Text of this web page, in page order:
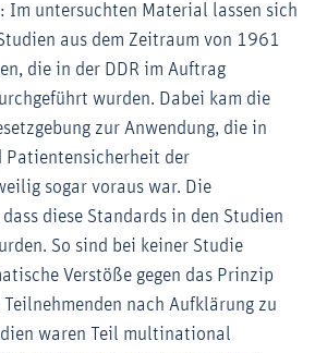
Im untersuchten Material lassen sich
aus dem Zeitraum von 1961
die in der DDR im Auftrag
wurden. Dabei kam die
zur Anwendung, die in
Patientensicherheit der
sogar voraus war. Die
diese Standards in den Studien
So sind bei keiner Studie
Verstöße gegen das Prinzip
nach Aufklärung zu
waren Teil multinational